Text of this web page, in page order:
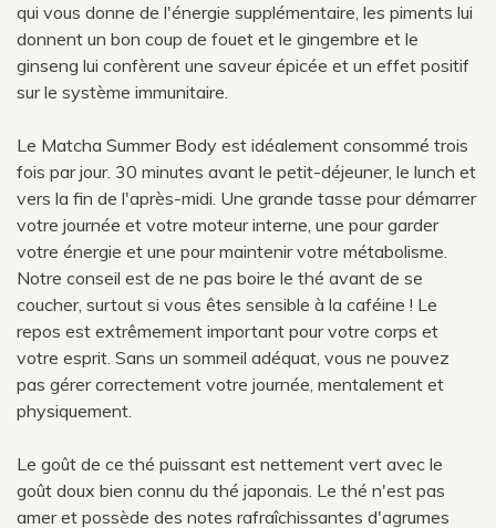
qui vous donne de l'énergie supplémentaire, les piments lui
donnent un bon coup de fouet et le gingembre et le
ginseng lui confèrent une saveur épicée et un effet positif
sur le système immunitaire.
Le Matcha Summer Body est idéalement consommé trois
fois par jour. 30 minutes avant le petit-déjeuner, le lunch et
vers la fin de l'après-midi. Une grande tasse pour démarrer
votre journée et votre moteur interne, une pour garder
votre énergie et une pour maintenir votre métabolisme.
Notre conseil est de ne pas boire le thé avant de se
coucher, surtout si vous êtes sensible à la caféine ! Le
repos est extrêmement important pour votre corps et
votre esprit. Sans un sommeil adéquat, vous ne pouvez
pas gérer correctement votre journée, mentalement et
physiquement.
Le goût de ce thé puissant est nettement vert avec le
goût doux bien connu du thé japonais. Le thé n'est pas
amer et possède des notes rafraîchissantes d'agrumes